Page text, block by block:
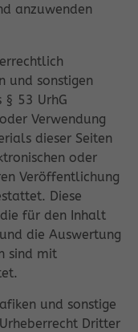
anzuwenden
und sonstigen
§ 53 UrhG
Verwendung
dieser Seiten
oder
Veröffentlichung
Diese
für den Inhalt
die Auswertung
sind mit
und sonstige
Dritter